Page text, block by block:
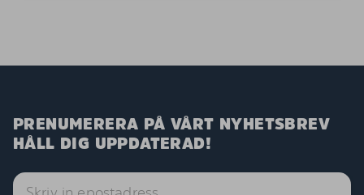
PRENUMERERA PÅ VÅRT NYHETSBREV
HÅLL DIG UPPDATERAD!